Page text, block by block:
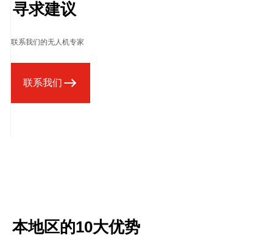
寻求建议
联系我们的无人机专家
联系我们
本地区的10大优势